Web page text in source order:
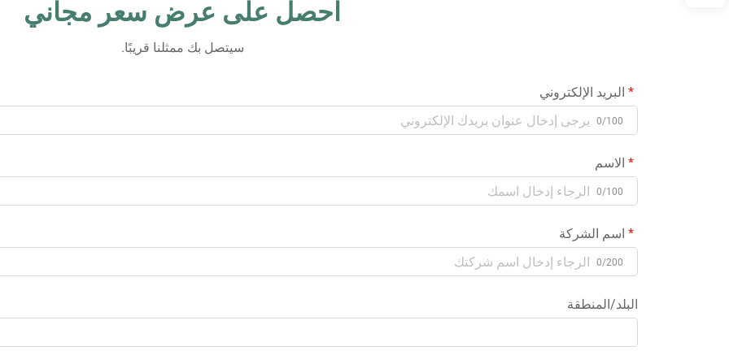
احصل على عرض سعر مجاني
سيتصل بك ممثلنا قريبًا.
البريد الإلكتروني
0/100
الاسم
0/100
اسم الشركة
0/200
البلد/المنطقة